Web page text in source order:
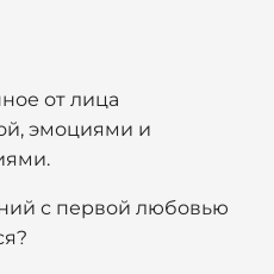
от лица
эмоциями и
с первой любовью